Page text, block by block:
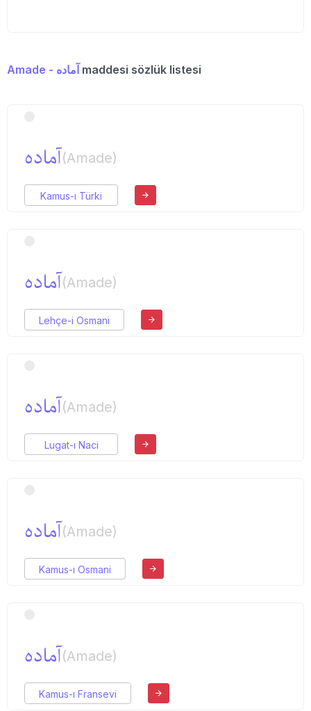
Amade - آماده maddesi sözlük listesi
آماده(Amade)
Kamus-ı Türki
آماده(Amade)
Lehçe-i Osmani
آماده(Amade)
Lugat-ı Naci
آماده(Amade)
Kamus-ı Osmani
آماده(Amade)
Kamus-ı Fransevi